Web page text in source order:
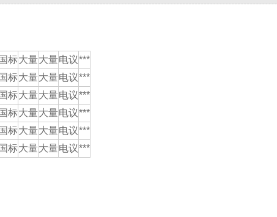
国标大量大量电议***
国标大量大量电议***
国标大量大量电议***
国标大量大量电议***
国标大量大量电议***
国标大量大量电议***